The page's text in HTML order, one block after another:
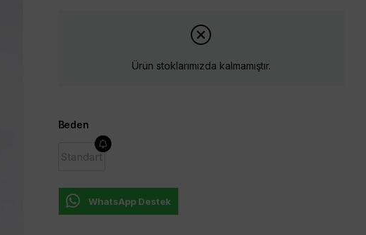
Ürün stoklarımızda kalmamıştır.
Beden
Standart
WhatsApp Destek